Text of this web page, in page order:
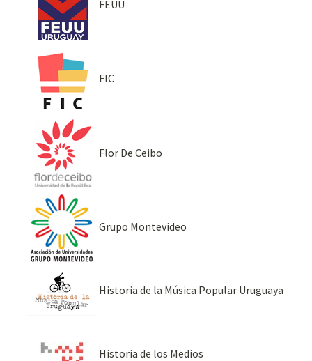
FEUU
FIC
Flor De Ceibo
Grupo Montevideo
Historia de la Música Popular Uruguaya
Historia de los Medios